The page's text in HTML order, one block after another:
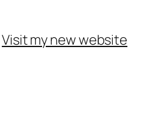
Visit my new website